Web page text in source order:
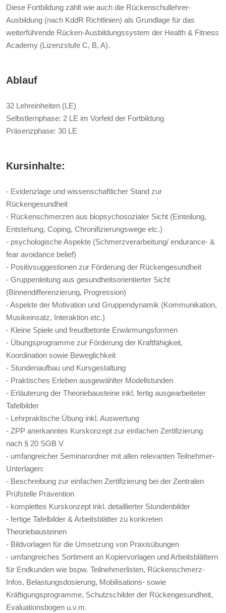
Diese Fortbildung zählt wie auch die Rückenschullehrer-
Ausbildung (nach KddR Richtlinien) als Grundlage für das
weiterführende Rücken-Ausbildungssystem der Health & Fitness
Academy (Lizenzstufe C, B, A).
Ablauf
32 Lehreinheiten (LE)
Selbstlernphase: 2 LE im Vorfeld der Fortbildung
Präsenzphase: 30 LE
Kursinhalte:
- Evidenzlage und wissenschaftlicher Stand zur
Rückengesundheit
- Rückenschmerzen aus biopsychosozialer Sicht (Einteilung,
Entstehung, Coping, Chronifizierungswege etc.)
- psychologische Aspekte (Schmerzverarbeitung/ endurance- &
fear avoidance belief)
- Positivsuggestionen zur Förderung der Rückengesundheit
- Gruppenleitung aus gesundheitsorientierter Sicht
(Binnendifferenzierung, Progression)
- Aspekte der Motivation und Gruppendynamik (Kommunikation,
Musikeinsatz, Interaktion etc.)
- Kleine Spiele und freudbetonte Erwärmungsformen
- Übungsprogramme zur Förderung der Kraftfähigkeit,
Koordination sowie Beweglichkeit
- Stundenaufbau und Kursgestaltung
- Praktisches Erleben ausgewählter Modellstunden
- Erläuterung der Theoriebausteine inkl. fertig ausgearbeiteter
Tafelbilder
- Lehrpraktische Übung inkl. Auswertung
- ZPP anerkanntes Kurskonzept zur einfachen Zertifizierung
nach § 20 SGB V
- umfangreicher Seminarordner mit allen relevanten Teilnehmer-
Unterlagen:
- Beschreibung zur einfachen Zertifizierung bei der Zentralen
Prüfstelle Prävention
- komplettes Kurskonzept inkl. detaillierter Stundenbilder
- fertige Tafelbilder & Arbeitsblätter zu konkreten
Theoriebausteinen
- Bildvorlagen für die Umsetzung von Praxisübungen
- umfangreiches Sortiment an Kopiervorlagen und Arbeitsblättern
für Endkunden wie bspw. Teilnehmerlisten, Rückenschmerz-
Infos, Belastungsdosierung, Mobilisations- sowie
Kräftigungsprogramme, Schutzschilder der Rückengesundheit,
Evaluationsbogen u.v.m.